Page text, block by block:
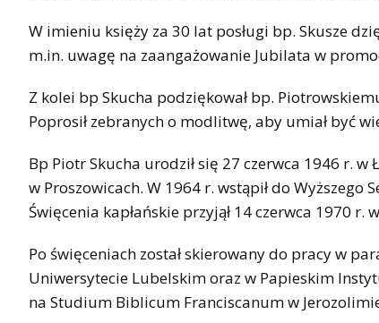
W imieniu księży za 30 lat posługi bp. Skusze
m.in. uwagę na zaangażowanie Jubilata w
Z kolei bp Skucha podziękował bp.
Poprosił zebranych o modlitwę, aby umiał być
Bp Piotr Skucha urodził się 27 czerwca 1946 r.
w Proszowicach. W 1964 r. wstąpił do Wyższego
Święcenia kapłańskie przyjął 14 czerwca 1970 r.
Po święceniach został skierowany do pracy w
Uniwersytecie Lubelskim oraz w Papieskim
na Studium Biblicum Franciscanum w